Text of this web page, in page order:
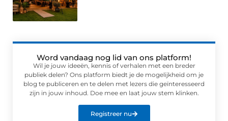
Word vandaag nog lid van ons platform!
Wil je jouw ideeën, kennis of verhalen met een breder
publiek delen? Ons platform biedt je de mogelijkheid om je
blog te publiceren en te delen met lezers die geïnteresseerd
zijn in jouw inhoud. Doe mee en laat jouw stem klinken.
Registreer nu